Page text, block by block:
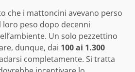
che i mattoncini avevano perso
loro peso dopo decenni
Un solo pezzettino
dunque, dai 100 ai 1.300
completamente. Si tratta